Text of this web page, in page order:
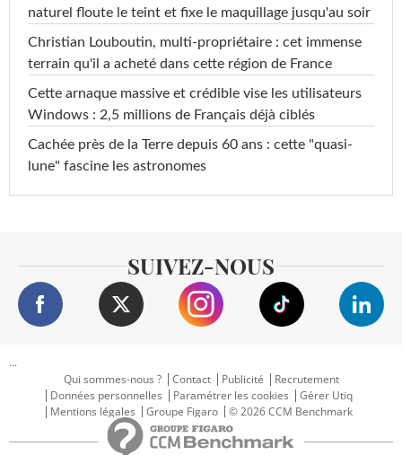
naturel floute le teint et fixe le maquillage jusqu'au soir
Christian Louboutin, multi-propriétaire : cet immense
terrain qu'il a acheté dans cette région de France
Cette arnaque massive et crédible vise les utilisateurs
Windows : 2,5 millions de Français déjà ciblés
Cachée près de la Terre depuis 60 ans : cette "quasi-
lune" fascine les astronomes
SUIVEZ-NOUS
...
Qui sommes-nous ?
Contact Publicité
Recrutement
Données personnelles
Paramétrer les cookies
Gérer Utiq
Mentions légales
Groupe Figaro © 2026 CCM Benchmark